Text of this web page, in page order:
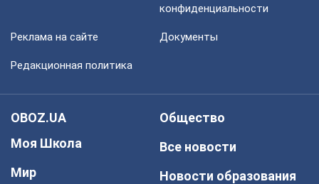
конфиденциальности
Реклама на сайте Документы
Редакционная политика
OBOZ.UA
Моя Школа
Мир
Общество
Все новости
Новости образования